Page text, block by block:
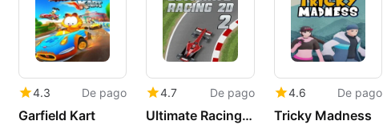
4.3 De pago
Garfield Kart
4.7 De pago
Ultimate Racing 2D 2
4.6 De pago
Tricky Madness